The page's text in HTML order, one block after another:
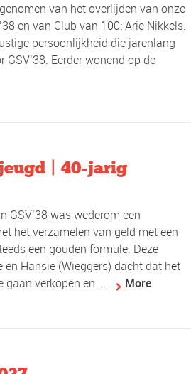
van het overlijden van onze
en van Club van 100: Arie Nikkels.
persoonlijkheid die jarenlang
Eerder wonend op de
| 40-jarig
GSV’38 was wederom een
het verzamelen van geld met een
een gouden formule. Deze
Hansie (Wieggers) dacht dat het
gaan verkopen en ...
More